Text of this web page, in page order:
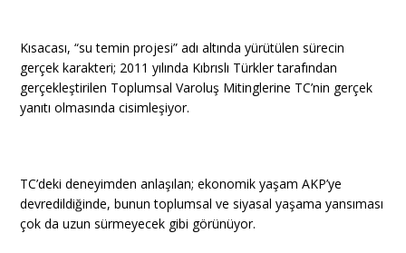
Kısacası, “su temin projesi” adı altında yürütülen sürecin
gerçek karakteri; 2011 yılında Kıbrıslı Türkler tarafından
gerçekleştirilen Toplumsal Varoluş Mitinglerine TC’nin gerçek
yanıtı olmasında cisimleşiyor.
TC’deki deneyimden anlaşılan; ekonomik yaşam AKP’ye
devredildiğinde, bunun toplumsal ve siyasal yaşama yansıması
çok da uzun sürmeyecek gibi görünüyor.